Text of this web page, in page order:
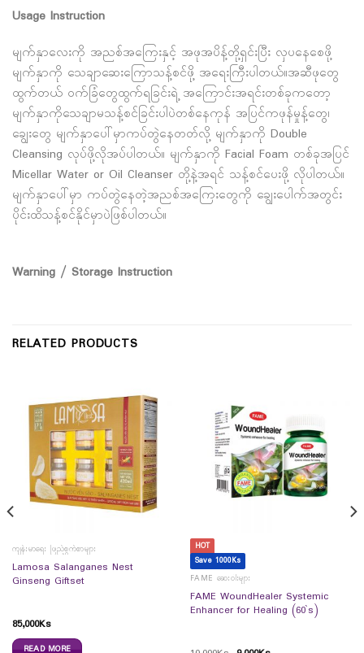
Usage Instruction
မျက်နှာလေးကို အညစ်အကြေးနှင့် အဖုအပိန့်တို့ရှင်းပြီး လှပနေစေဖို့
မျက်နှာကို သေချာဆေးကြောသန့်စင်ဖို့ အရေးကြီးပါတယ်။အဆီဖုတွေ
ထွက်တယ် ဝက်ခြံတွေထွက်ရခြင်းရဲ့ အကြောင်းအရင်းတစ်ခုကတော့
မျက်နှာကိုသေချာမသန့်စင်ခြင်းပါပဲတစ်နေကုန် အပြင်ကဖုန်မှုန့်တွေ၊
ချွေးတွေ မျက်နှာပေါ်မှာကပ်တွဲနေတတ်လို့ မျက်နှာကို Double
Cleansing လုပ်ဖို့လိုအပ်ပါတယ်။ မျက်နှာကို Facial Foam တစ်ခုအပြင်
Micellar Water or Oil Cleanser တို့နဲ့အရင် သန့်စင်ပေးဖို့ လိုပါတယ်။
မျက်နှာပေါ်မှာ ကပ်တွဲနေတဲ့အညစ်အကြေးတွေကို ချွေးပေါက်အတွင်း
ပိုင်းထိသန့်စင်နိုင်မှာပဲဖြစ်ပါတယ်။
Warning / Storage Instruction
RELATED PRODUCTS
ကျန်းမာရေး ဖြည့်စွက်စာများ
Lamosa Salanganes Nest
Ginseng Giftset
85,000Ks
READ MORE
HOT
Save 1000Ks
FAME ဆေးဝါးများ
FAME WoundHealer Systemic
Enhancer for Healing (60`s)